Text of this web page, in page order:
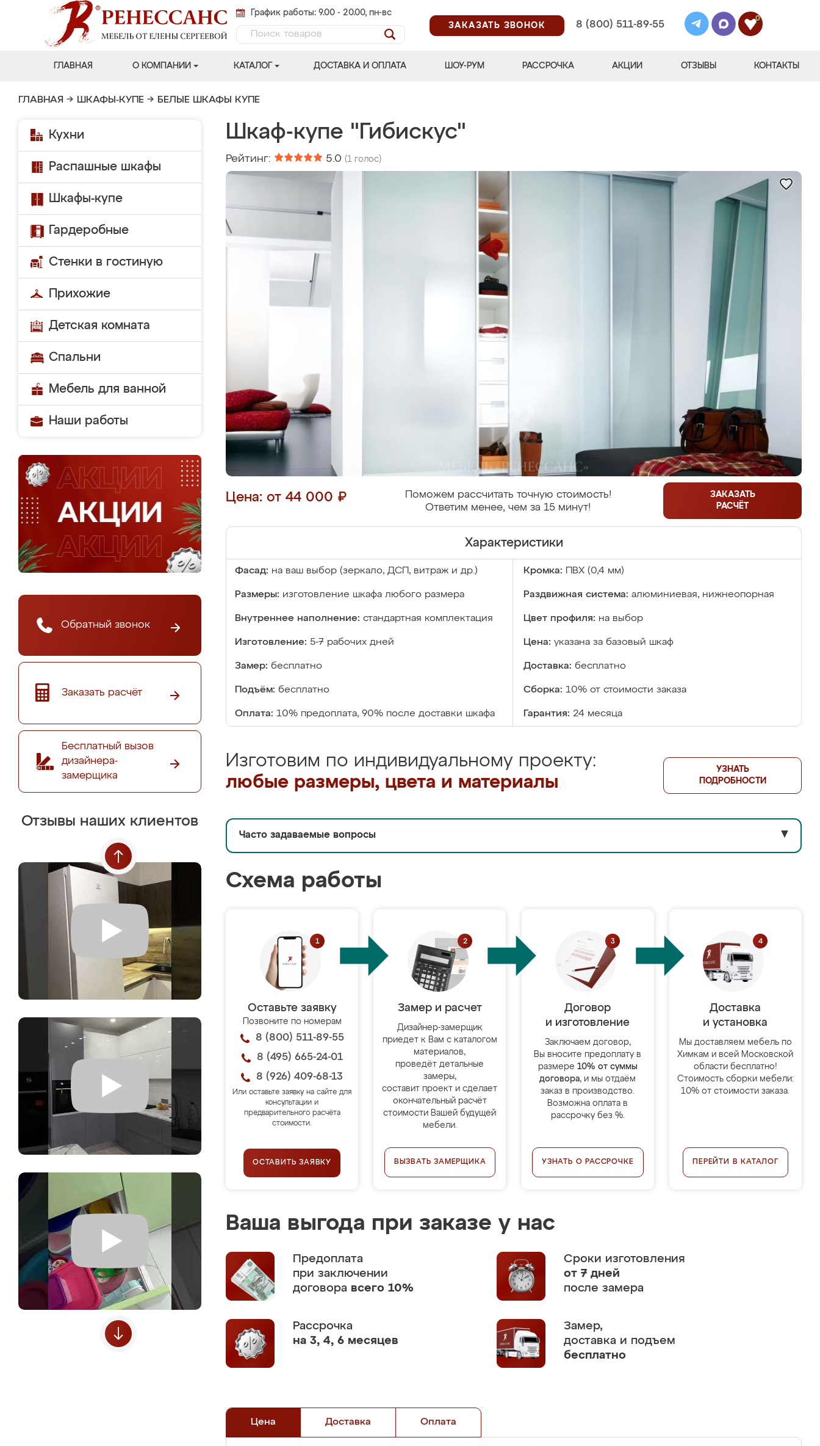
График работы: 9.00 - 20.00, пн-вс
ЗАКАЗАТЬ ЗВОНОК
8 (800) 511-89-55
0
ГЛАВНАЯ О КОМПАНИИ КАТАЛОГ ДОСТАВКА И ОПЛАТА ШОУ-РУМ РАССРОЧКА АКЦИИ ОТЗЫВЫ КОНТАКТЫ
ГЛАВНАЯ → ШКАФЫ-КУПЕ → БЕЛЫЕ ШКАФЫ КУПЕ
Кухни
Распашные шкафы
Шкафы-купе
Гардеробные
Стенки в гостиную
Прихожие
Детская комната
Спальни
Мебель для ванной
Наши работы
Обратный звонок
Заказать расчёт
Бесплатный вызов
дизайнера-
замерщика
Отзывы наших клиентов
Шкаф-купе "Гибискус"
Рейтинг: 5.0 (1 голос)
Цена: от 44 000 ₽
Поможем рассчитать точную стоимость!
Ответим менее, чем за 15 минут!
ЗАКАЗАТЬ
РАСЧЁТ
Характеристики
Фасад: на ваш выбор (зеркало, ДСП, витраж и др.) Кромка: ПВХ (0,4 мм)
Размеры: изготовление шкафа любого размера Раздвижная система: алюминиевая, нижнеопорная
Внутреннее наполнение: стандартная комплектация Цвет профиля: на выбор
Изготовление: 5-7 рабочих дней Цена: указана за базовый шкаф
Замер: бесплатно Доставка: бесплатно
Подъём: бесплатно Сборка: 10% от стоимости заказа
Оплата: 10% предоплата, 90% после доставки шкафа Гарантия: 24 месяца
Изготовим по индивидуальному проекту:
любые размеры, цвета и материалы
УЗНАТЬ
ПОДРОБНОСТИ
Часто задаваемые вопросы ▼
Схема работы
Оставьте заявку
Позвоните по номерам
8 (800) 511-89-55
8 (495) 665-24-01
8 (926) 409-68-13
Или оставьте заявку на сайте для
консультации и
предварительного расчёта
стоимости.
ОСТАВИТЬ ЗАЯВКУ
Замер и расчет
Дизайнер-замерщик
приедет к Вам с каталогом
материалов,
проведёт детальные
замеры,
составит проект и сделает
окончательный расчёт
стоимости Вашей будущей
мебели.
ВЫЗВАТЬ ЗАМЕРЩИКА
Договор
и изготовление
Заключаем договор,
Вы вносите предоплату в
размере 10% от суммы
договора, и мы отдаём
заказ в производство.
Возможна оплата в
рассрочку без %.
УЗНАТЬ О РАССРОЧКЕ
Доставка
и установка
Мы доставляем мебель по
Химкам и всей Московской
области бесплатно!
Стоимость сборки мебели:
10% от стоимости заказа.
ПЕРЕЙТИ В КАТАЛОГ
Ваша выгода при заказе у нас
Предоплата
при заключении
договора всего 10%
Сроки изготовления
от 7 дней
после замера
Рассрочка
на 3, 4, 6 месяцев
Замер,
доставка и подъем
бесплатно
Цена Доставка Оплата